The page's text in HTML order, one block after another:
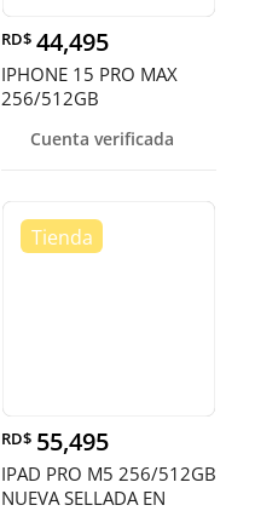
RD$ 44,495
IPHONE 15 PRO MAX
256/512GB
OFERTA
Cuenta verificada
RD$ 55,495
IPAD PRO M5 256/512GB
NUEVA SELLADA EN